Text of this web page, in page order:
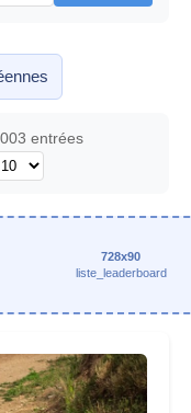
entrées
728x90
liste_leaderboard